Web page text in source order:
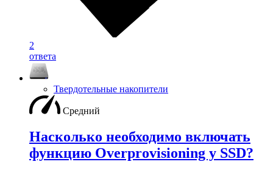
2
ответа
Твердотельные накопители
Средний
Насколько необходимо включать
функцию Overprovisioning у SSD?